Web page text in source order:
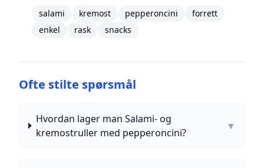
salami kremost pepperoncini
forrett
enkel
rask snacks
Ofte stilte spørsmål
Hvordan lager man Salami- og
kremostruller med pepperoncini?
▼